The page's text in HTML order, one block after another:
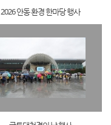
2026 안동 환경 한마당 행사